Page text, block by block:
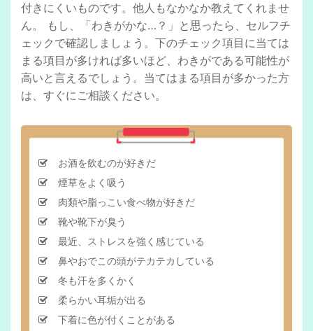
付きにくいものです。他人もなかなか教えてくれませ
ん。 もし、「わきがかな…？」と思ったら、セルフチ
ェックで確認しましょう。下のチェック項目に当ては
まる項目が多ければ多いほど、わきがである可能性が
高いと言えるでしょう。当てはまる項目が多かった方
は、すぐにご相談ください。
お酒を飲むのが好きだ
煙草をよく吸う
肉類や脂っこい食べ物が好きだ
靴や靴下が臭う
最近、ストレスを強く感じている
鼻やおでこの頭がテカテカしている
冬も汗を多くかく
柔らかい耳垢が出る
下着に色が付くことがある